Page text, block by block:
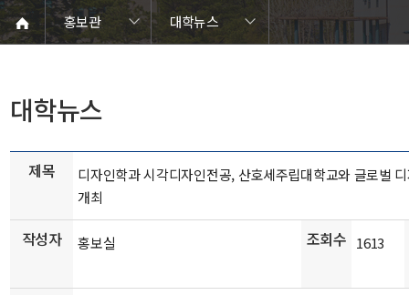
홍보관
대학뉴스
서울과기대 소개
열린총장실
대학현황
대학조직
대학상징
홍보관
캠퍼스 안내
학칙 및 규정
홍보관
대학뉴스
연구성과
발전기금/동문
Global
언론에서 본 SEOULTECH
보도자료
브로슈어
학내행사
동영상자료
사진자료
음악자료
대학뉴스
제목
디자인학과 시각디자인전공, 산호세주립대학교와 글로벌
개최
작성자 홍보실 조회수 1613